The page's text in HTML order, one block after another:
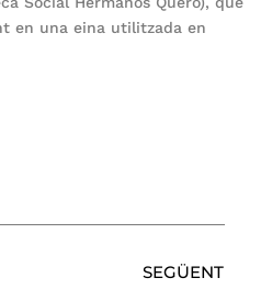
en una eina utilitzada en
SEGÜENT